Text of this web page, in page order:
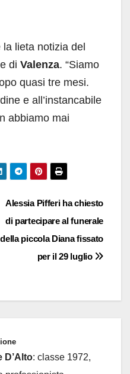
lieta notizia del
di Valenza. “Siamo
quasi tre mesi.
e all’instancabile
abbiamo mai
Alessia Pifferi ha chiesto
di partecipare al funerale
della piccola Diana fissato
per il 29 luglio
D’Alto: classe 1972,